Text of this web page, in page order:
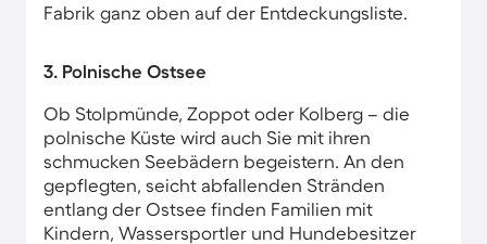
Fabrik ganz oben auf der Entdeckungsliste.
3. Polnische Ostsee
Ob Stolpmünde, Zoppot oder Kolberg – die
polnische Küste wird auch Sie mit ihren
schmucken Seebädern begeistern. An den
gepflegten, seicht abfallenden Stränden
entlang der Ostsee finden Familien mit
Kindern, Wassersportler und Hundebesitzer